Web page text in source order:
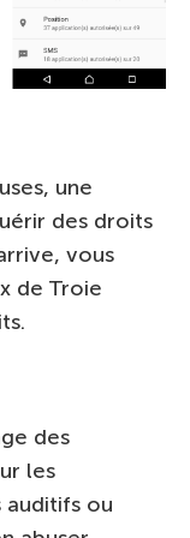
une
des droits
vous
de Troie
des
les
ou